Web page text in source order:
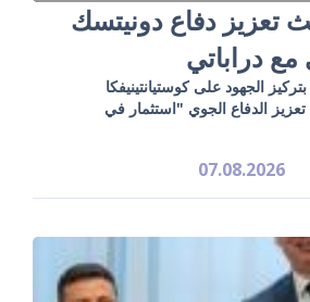
تعزيز دفاع دونيتسك
مع دراباتي
الجهود على كوستيانتينيفكا
الدفاع الجوي "استثمار في
07.08.2026